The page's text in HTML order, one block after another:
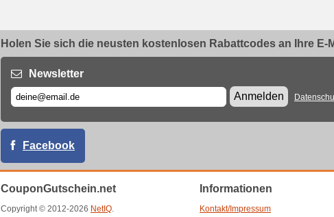
Holen Sie sich die neusten kostenlosen Rabattcodes an Ihre E-
Newsletter
Anmelden
Facebook
CouponGutschein.net
Copyright © 2012-2026 NetIQ.
Informationen
Kontakt/Impressum